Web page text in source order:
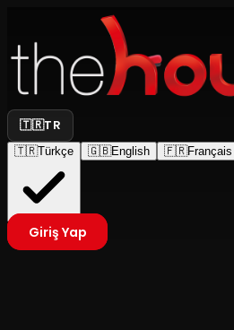
🇹🇷TR
🇹🇷Türkçe 🇬🇧English 🇫🇷Français
Giriş Yap